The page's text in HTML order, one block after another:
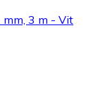
3 m - Vit